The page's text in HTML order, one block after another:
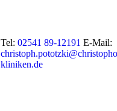
Tel: 02541 89-12191 E-Mail:
kliniken.de